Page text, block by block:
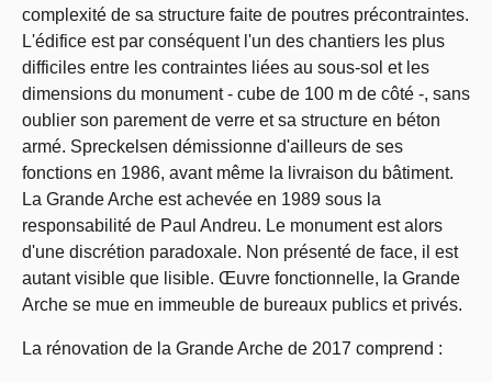
complexité de sa structure faite de poutres précontraintes.
L'édifice est par conséquent l'un des chantiers les plus
difficiles entre les contraintes liées au sous-sol et les
dimensions du monument - cube de 100 m de côté -, sans
oublier son parement de verre et sa structure en béton
armé. Spreckelsen démissionne d'ailleurs de ses
fonctions en 1986, avant même la livraison du bâtiment.
La Grande Arche est achevée en 1989 sous la
responsabilité de Paul Andreu. Le monument est alors
d'une discrétion paradoxale. Non présenté de face, il est
autant visible que lisible. Œuvre fonctionnelle, la Grande
Arche se mue en immeuble de bureaux publics et privés.
La rénovation de la Grande Arche de 2017 comprend :